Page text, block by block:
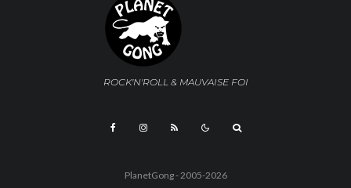
ROCK'N'ROLL & MAUVAISE FOI
PlanetGong - 2005-2026